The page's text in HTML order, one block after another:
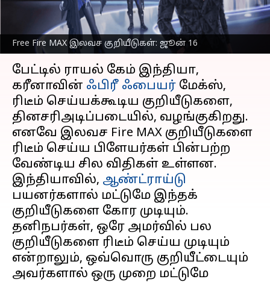
Free Fire MAX இலவச குறியீடுகள்: ஜூன் 16
Prasanna Venkatesh Jun 16, 2023 09:33 am
செய்தி முன்னோட்டம்
பேட்டில் ராயல் கேம் இந்தியா,
கரீனாவின் ஃபிரீ ஃபையர் மேக்ஸ்,
ரிடீம் செய்யக்கூடிய குறியீடுகளை,
தினசரிஅடிப்படையில், வழங்குகிறது.
எனவே இலவச Fire MAX குறியீடுகளை
ரிடீம் செய்ய பிளேயர்கள் பின்பற்ற
வேண்டிய சில விதிகள் உள்ளன.
இந்தியாவில், ஆண்ட்ராய்டு
பயனர்களால் மட்டுமே இந்தக்
குறியீடுகளை கோர முடியும்.
தனிநபர்கள், ஒரே அமர்வில் பல
குறியீடுகளை ரிடீம் செய்ய முடியும்
என்றாலும், ஒவ்வொரு குறியீட்டையும்
அவர்களால் ஒரு முறை மட்டுமே